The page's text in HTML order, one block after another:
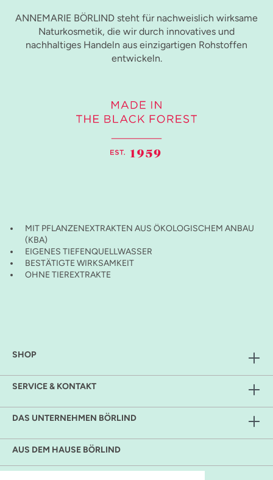
ANNEMARIE BÖRLIND steht für nachweislich wirksame
Naturkosmetik, die wir durch innovatives und
nachhaltiges Handeln aus einzigartigen Rohstoffen
entwickeln.
MIT PFLANZENEXTRAKTEN AUS ÖKOLOGISCHEM ANBAU
(KBA)
EIGENES TIEFENQUELLWASSER
BESTÄTIGTE WIRKSAMKEIT
OHNE TIEREXTRAKTE
SHOP
SERVICE & KONTAKT
DAS UNTERNEHMEN BÖRLIND
AUS DEM HAUSE BÖRLIND